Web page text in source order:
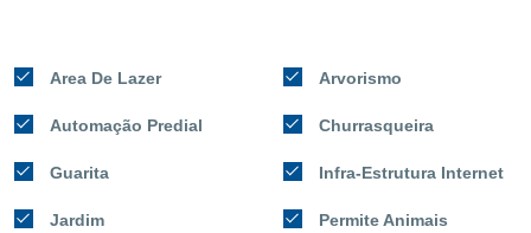
Area De Lazer Arvorismo
Automação Predial Churrasqueira
Guarita Infra-Estrutura Internet
Jardim Permite Animais